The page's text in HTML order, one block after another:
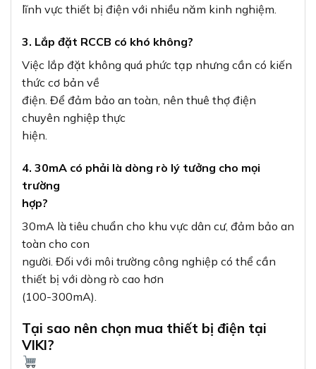
lĩnh vực thiết bị điện với nhiều năm kinh nghiệm.
3. Lắp đặt RCCB có khó không?
Việc lắp đặt không quá phức tạp nhưng cần có kiến
thức cơ bản về
điện. Để đảm bảo an toàn, nên thuê thợ điện
chuyên nghiệp thực
hiện.
4. 30mA có phải là dòng rò lý tưởng cho mọi
trường
hợp?
30mA là tiêu chuẩn cho khu vực dân cư, đảm bảo an
toàn cho con
người. Đối với môi trường công nghiệp có thể cần
thiết bị với dòng rò cao hơn
(100-300mA).
Tại sao nên chọn mua thiết bị điện tại
VIKI?